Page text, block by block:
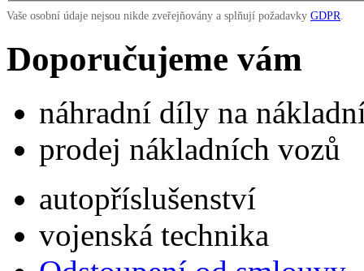
Vaše osobní údaje nejsou nikde zveřejňovány a splňují požadavky GDPR
Doporučujeme vám
náhradní díly na
prodej nákladních vozů
autopříslušenství
vojenská technika